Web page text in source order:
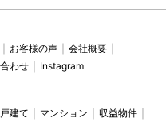
お客様の声
会社概要
わせ Instagram
建て マンション
収益物件